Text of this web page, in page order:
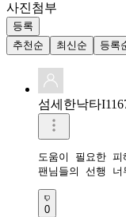
사진첨부
등록
추천순
최신순 등록
섬세한낙타
도움이 필요한 피
팬님들의 선행 너
0